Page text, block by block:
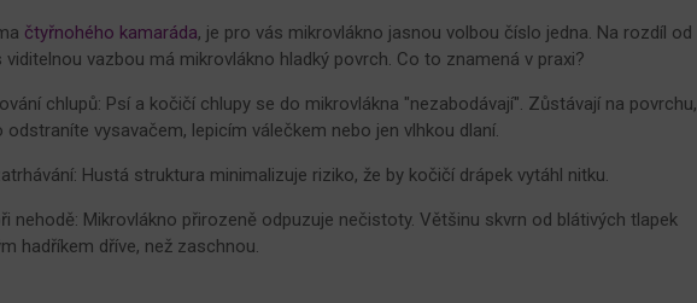
čtyřnohého kamaráda, je pro vás mikrovlákno jasnou volbou číslo jedna. Na rozdíl od
viditelnou vazbou má mikrovlákno hladký povrch. Co to znamená v praxi?
chlupů: Psí a kočičí chlupy se do mikrovlákna "nezabodávají". Zůstávají na povrchu,
odstraníte vysavačem, lepicím válečkem nebo jen vlhkou dlaní.
Hustá struktura minimalizuje riziko, že by kočičí drápek vytáhl nitku.
nehodě: Mikrovlákno přirozeně odpuzuje nečistoty. Většinu skvrn od blátivých tlapek
hadříkem dříve, než zaschnou.